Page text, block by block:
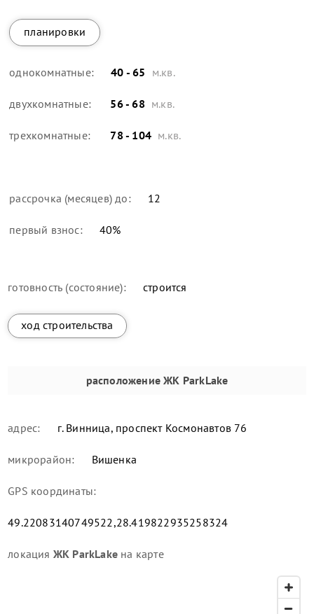
планировки
однокомнатные: 40 - 65 м.кв.
двухкомнатные: 56 - 68 м.кв.
трехкомнатные: 78 - 104 м.кв.
рассрочка (месяцев) до: 12
первый взнос: 40%
готовность (состояние): строится
ход строительства
расположение ЖК ParkLake
адрес: г. Винница, проспект Космонавтов 76
микрорайон: Вишенка
GPS координаты:
49.22083140749522,28.419822935258324
локация ЖК ParkLake на карте